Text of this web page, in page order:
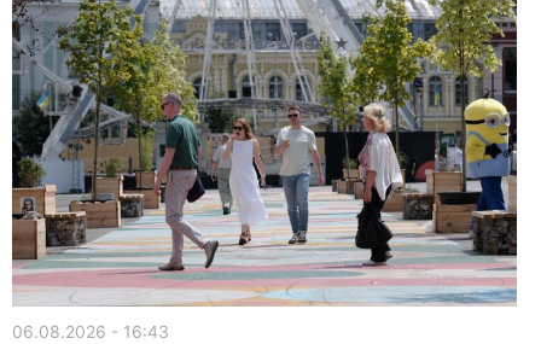
06.08.2026 - 16:43